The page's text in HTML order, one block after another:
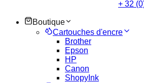
+ 32
Boutique
Cartouches d'encre
Brother
Epson
HP
Canon
ShopyInk